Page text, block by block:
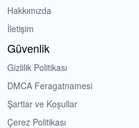
Hakkımızda
İletişim
Güvenlik
Gizlilik Politikası
DMCA Feragatnamesi
Şartlar ve Koşullar
Çerez Politikası